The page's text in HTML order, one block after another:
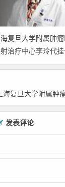
海复旦大学附属肿
治疗中心李玲代挂
复旦大学附属肿
射治疗中心李玲预约
上海复旦大学附属肿
上海复旦大学附属肿瘤医院放射治疗中心何霞云代挂号_上海复旦大学
发表评论